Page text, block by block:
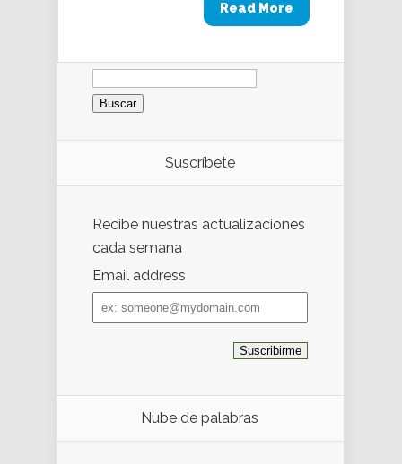
Read More
Buscar:
Suscríbete
Recibe nuestras actualizaciones
cada semana
Email address
Email
address
Nube de palabras